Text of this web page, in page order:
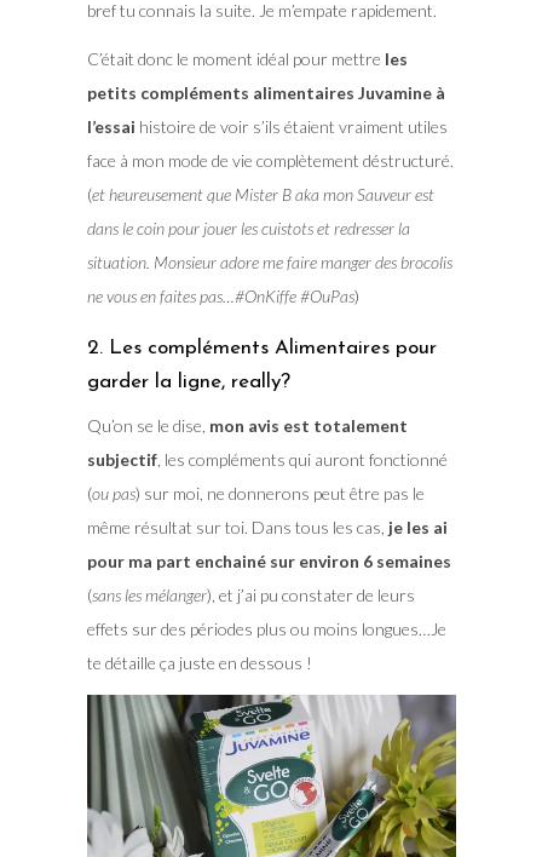
bref tu connais la suite. Je m’empate rapidement.
C’était donc le moment idéal pour mettre les
petits compléments alimentaires Juvamine à
l’essai histoire de voir s’ils étaient vraiment utiles
face à mon mode de vie complètement déstructuré.
(et heureusement que Mister B aka mon Sauveur est
dans le coin pour jouer les cuistots et redresser la
situation. Monsieur adore me faire manger des brocolis
ne vous en faites pas…#OnKiffe #OuPas)
2. Les compléments Alimentaires pour
garder la ligne, really?
Qu’on se le dise, mon avis est totalement
subjectif, les compléments qui auront fonctionné
(ou pas) sur moi, ne donnerons peut être pas le
même résultat sur toi. Dans tous les cas, je les ai
pour ma part enchainé sur environ 6 semaines
(sans les mélanger), et j’ai pu constater de leurs
effets sur des périodes plus ou moins longues…Je
te détaille ça juste en dessous !